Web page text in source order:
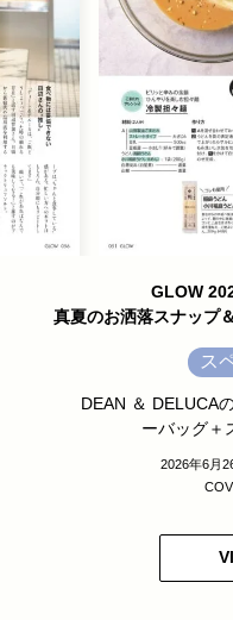
GLOW
真夏のお洒落スナップ
ス
DEAN ＆ DELUCA
ーバッグ＋
2026年6月